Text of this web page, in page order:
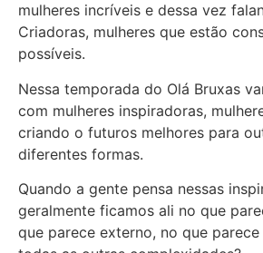
mulheres incríveis e dessa vez
Criadoras, mulheres que estão
possíveis.
Nessa temporada do Olá Bruxas
com mulheres inspiradoras,
criando o futuros melhores para
diferentes formas.
Quando a gente pensa nessas
geralmente ficamos ali no que
que parece externo, no que